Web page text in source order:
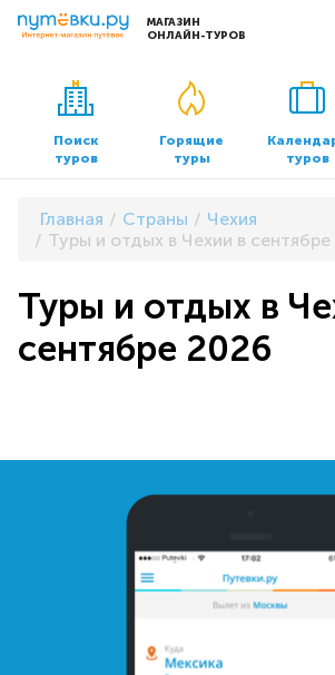
МАГАЗИН
ОНЛАЙН-ТУРОВ
Сервисы
Бронирование отелей
Трансфер
О
О нас
Контакты
Поиск
туров
Горящие
туры
туров
Главная Страны
Чехия
Туры и отдых в Чехии в
Туры и отдых в
сентябре 2026